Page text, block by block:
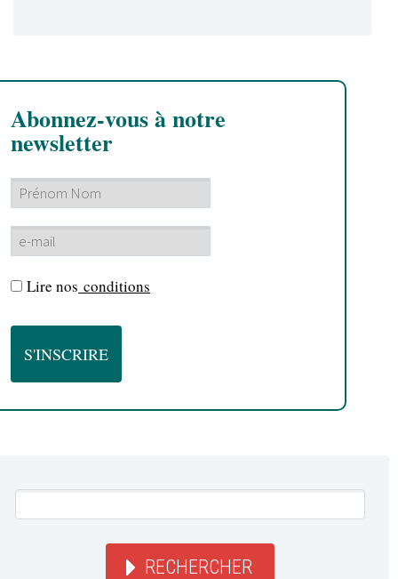
Abonnez-vous à notre
newsletter
Lire nos conditions
RECHERCHER